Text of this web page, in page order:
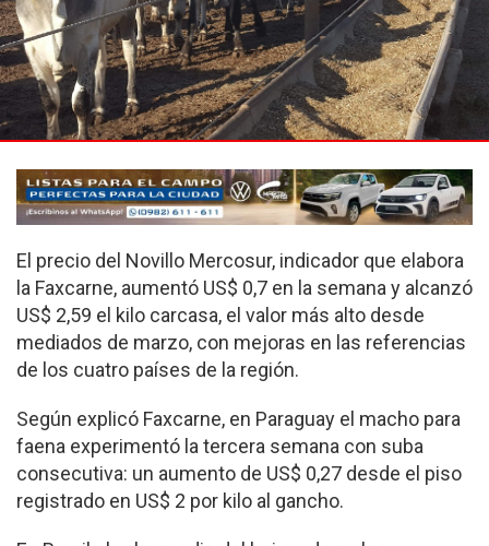
El precio del Novillo Mercosur, indicador que elabora
la Faxcarne, aumentó US$ 0,7 en la semana y alcanzó
US$ 2,59 el kilo carcasa, el valor más alto desde
mediados de marzo, con mejoras en las referencias
de los cuatro países de la región.
Según explicó Faxcarne, en Paraguay el macho para
faena experimentó la tercera semana con suba
consecutiva: un aumento de US$ 0,27 desde el piso
registrado en US$ 2 por kilo al gancho.